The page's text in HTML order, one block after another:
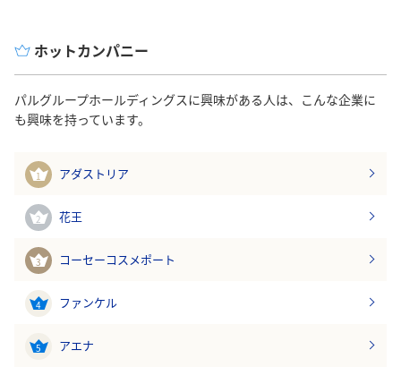
ホットカンパニー
パルグループホールディングスに興味がある人は、こんな企業に
も興味を持っています。
1 アダストリア
2 花王
3 コーセーコスメポート
4 ファンケル
5 アエナ